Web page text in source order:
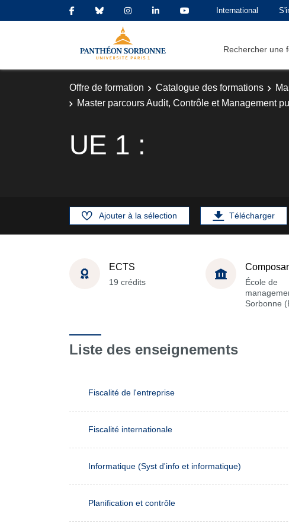
International
Rechercher une
Offre de formation Catalogue des formations
Master parcours Audit, Contrôle et Management
UE 1 :
Ajouter à la sélection Télécharger
ECTS
19 crédits
École de
Sorbonne
Liste des enseignements
Fiscalité de l'entreprise
Fiscalité internationale
Informatique (Syst d'info et informatique)
Planification et contrôle